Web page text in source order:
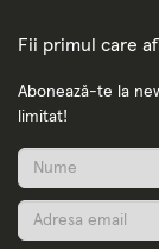
Fii primul care
Abonează-te la
limitat!